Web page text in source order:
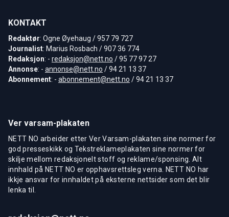
KONTAKT
Redaktør: Ogne Øyehaug / 957 79 727
Journalist: Marius Rosbach / 907 36 774
Redaksjon: - redaksjon@nett.no / 95 77 97 27
Annonse: - annonse@nett.no / 94 21 13 37
Abonnement: - abonnement@nett.no / 94 21 13 37
Ver varsam-plakaten
NETT NO arbeider etter Ver Varsam-plakaten sine normer for
god presseskikk og Tekstreklameplakaten sine normer for
skilje mellom redaksjonelt stoff og reklame/sponsing. Alt
innhald på NETT NO er opphavsrettsleg verna. NETT NO har
ikkje ansvar for innhaldet på eksterne nettsider som det blir
lenka til.